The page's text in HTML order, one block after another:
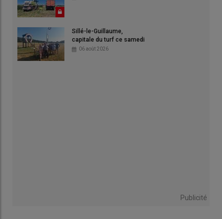
Sillé-le-Guillaume,
capitale du turf ce samedi
06 août 2026
Publicité